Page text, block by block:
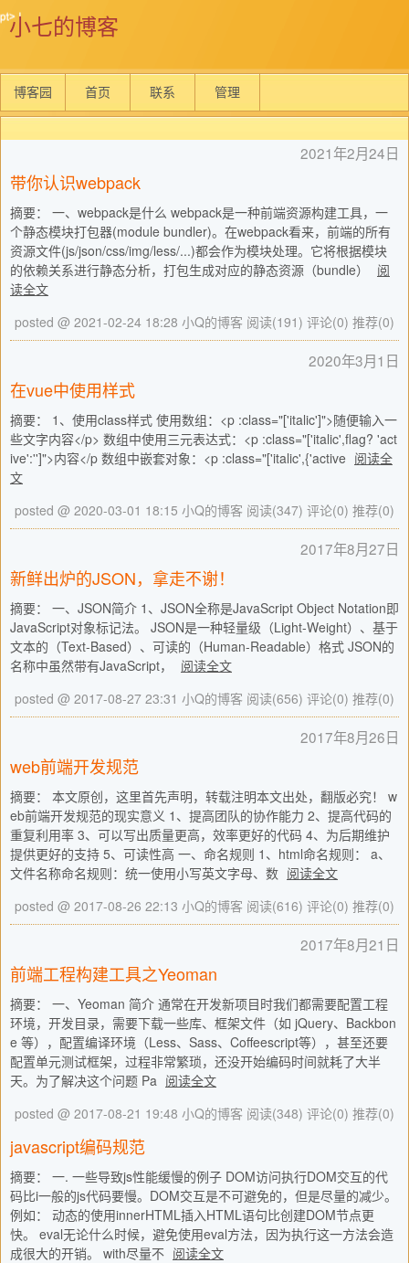
小七的博客
博客园 首页 联系 管理
2021年2月24日
带你认识webpack
摘要： 一、webpack是什么 webpack是一种前端资源构建工具，一
个静态模块打包器(module bundler)。在webpack看来，前端的所有
资源文件(js/json/css/img/less/...)都会作为模块处理。它将根据模块
的依赖关系进行静态分析，打包生成对应的静态资源（bundle）
阅
读全文
posted @ 2021-02-24 18:28 小Q的博客 阅读(191) 评论(0) 推荐(0)
2020年3月1日
在vue中使用样式
摘要： 1、使用class样式 使用数组：<p :class="['italic']">随便输入一
些文字内容</p> 数组中使用三元表达式：<p :class="['italic',flag? 'act
ive':'']">内容</p 数组中嵌套对象：<p :class="['italic',{'active 阅读全
文
posted @ 2020-03-01 18:15 小Q的博客 阅读(347) 评论(0) 推荐(0)
2017年8月27日
新鲜出炉的JSON，拿走不谢！
摘要： 一、JSON简介 1、JSON全称是JavaScript Object Notation即
JavaScript对象标记法。 JSON是一种轻量级（Light-Weight）、基于
文本的（Text-Based）、可读的（Human-Readable）格式 JSON的
名称中虽然带有JavaScript，
阅读全文
posted @ 2017-08-27 23:31 小Q的博客 阅读(656) 评论(0) 推荐(0)
2017年8月26日
web前端开发规范
摘要： 本文原创，这里首先声明，转载注明本文出处，翻版必究！ w
eb前端开发规范的现实意义 1、提高团队的协作能力 2、提高代码的
重复利用率 3、可以写出质量更高，效率更好的代码 4、为后期维护
提供更好的支持 5、可读性高 一、命名规则 1、html命名规则： a、
文件名称命名规则：统一使用小写英文字母、数 阅读全文
posted @ 2017-08-26 22:13 小Q的博客 阅读(616) 评论(0) 推荐(0)
2017年8月21日
前端工程构建工具之Yeoman
摘要： 一、Yeoman 简介 通常在开发新项目时我们都需要配置工程
环境，开发目录，需要下载一些库、框架文件（如 jQuery、Backbon
e 等），配置编译环境（Less、Sass、Coffeescript等），甚至还要
配置单元测试框架，过程非常繁琐，还没开始编码时间就耗了大半
天。为了解决这个问题 Pa 阅读全文
posted @ 2017-08-21 19:48 小Q的博客 阅读(348) 评论(0) 推荐(0)
javascript编码规范
摘要： 一. 一些导致js性能缓慢的例子 DOM访问执行DOM交互的代
码比i一般的js代码要慢。DOM交互是不可避免的，但是尽量的减少。
例如： 动态的使用innerHTML插入HTML语句比创建DOM节点更
快。 eval无论什么时候，避免使用eval方法，因为执行这一方法会造
成很大的开销。 with尽量不 阅读全文